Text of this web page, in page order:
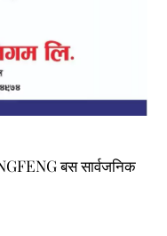
बस सार्वजनिक